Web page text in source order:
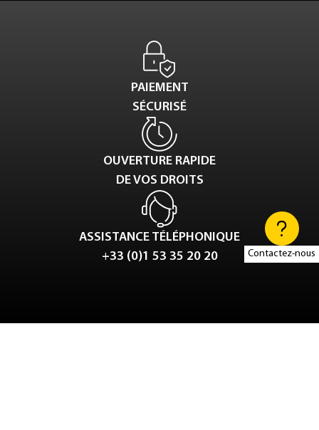
Contactez-nous
PAIEMENT
SÉCURISÉ
OUVERTURE RAPIDE
DE VOS DROITS
ASSISTANCE TÉLÉPHONIQUE
+33 (0)1 53 35 20 20